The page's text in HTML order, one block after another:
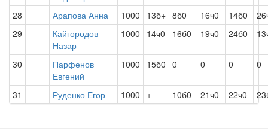
28
Арапова Анна 1000 13б+ 8б0 16ч0 14б0
29
Кайгородов
Назар
1000 14ч0 16б0 19ч0 24б0
30
Парфенов
Евгений
1000 15б0 0 0 0 0
31 Руденко Егор 1000 + 10б0 21ч0 22ч0